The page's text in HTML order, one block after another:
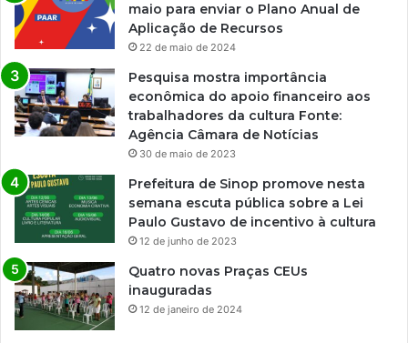
maio para enviar o Plano Anual de
Aplicação de Recursos
22 de maio de 2024
Pesquisa mostra importância
econômica do apoio financeiro aos
trabalhadores da cultura Fonte:
Agência Câmara de Notícias
30 de maio de 2023
Prefeitura de Sinop promove nesta
semana escuta pública sobre a Lei
Paulo Gustavo de incentivo à cultura
12 de junho de 2023
Quatro novas Praças CEUs
inauguradas
12 de janeiro de 2024